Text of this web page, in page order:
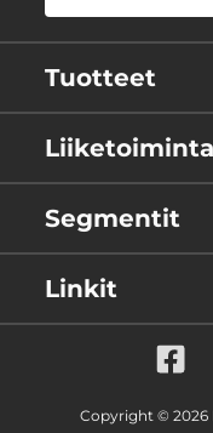
Tuotteet
Segmentit
Linkit
Copyright © 2026